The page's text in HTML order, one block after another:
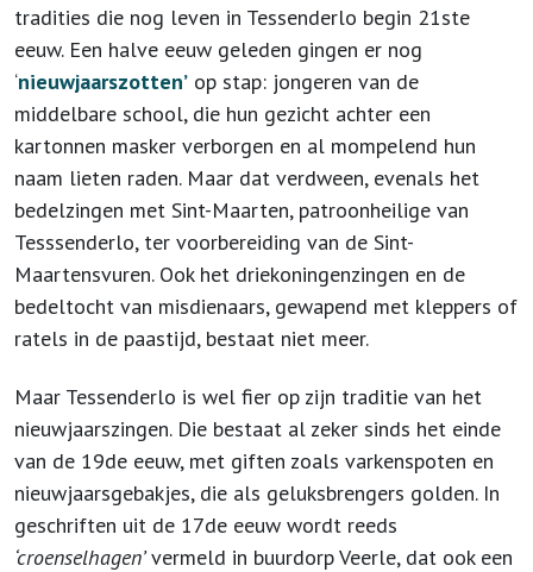
tradities die nog leven in Tessenderlo begin 21ste
eeuw. Een halve eeuw geleden gingen er nog
‘nieuwjaarszotten’ op stap: jongeren van de
middelbare school, die hun gezicht achter een
kartonnen masker verborgen en al mompelend hun
naam lieten raden. Maar dat verdween, evenals het
bedelzingen met Sint-Maarten, patroonheilige van
Tesssenderlo, ter voorbereiding van de Sint-
Maartensvuren. Ook het driekoningenzingen en de
bedeltocht van misdienaars, gewapend met kleppers of
ratels in de paastijd, bestaat niet meer.
Maar Tessenderlo is wel fier op zijn traditie van het
nieuwjaarszingen. Die bestaat al zeker sinds het einde
van de 19de eeuw, met giften zoals varkenspoten en
nieuwjaarsgebakjes, die als geluksbrengers golden. In
geschriften uit de 17de eeuw wordt reeds
‘croenselhagen’vermeld in buurdorp Veerle, dat ook een